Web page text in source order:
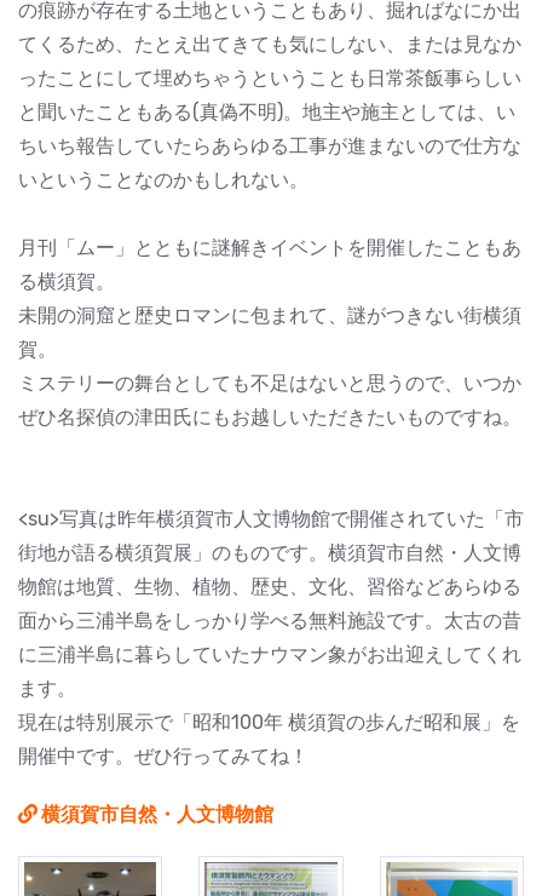
の痕跡が存在する土地ということもあり、掘ればなにか出
てくるため、たとえ出てきても気にしない、または見なか
ったことにして埋めちゃうということも日常茶飯事らしい
と聞いたこともある(真偽不明)。地主や施主としては、い
ちいち報告していたらあらゆる工事が進まないので仕方な
いということなのかもしれない。
月刊「ムー」とともに謎解きイベントを開催したこともあ
る横須賀。
未開の洞窟と歴史ロマンに包まれて、謎がつきない街横須
賀。
ミステリーの舞台としても不足はないと思うので、いつか
ぜひ名探偵の津田氏にもお越しいただきたいものですね。
<su>写真は昨年横須賀市人文博物館で開催されていた「市
街地が語る横須賀展」のものです。横須賀市自然・人文博
物館は地質、生物、植物、歴史、文化、習俗などあらゆる
面から三浦半島をしっかり学べる無料施設です。太古の昔
に三浦半島に暮らしていたナウマン象がお出迎えしてくれ
ます。
現在は特別展示で「昭和100年 横須賀の歩んだ昭和展」を
開催中です。ぜひ行ってみてね！
横須賀市自然・人文博物館